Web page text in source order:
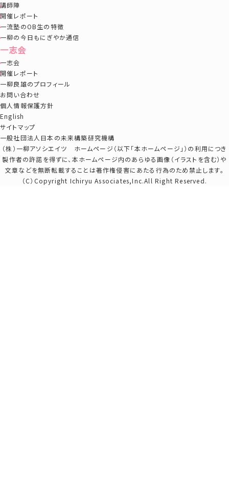
講師陣
開催レポート
一流塾のOB生の特徴
一柳の今日もにぎやか通信
一志会
一志会
開催レポート
一柳良雄のプロフィール
お問い合わせ
個人情報保護方針
English
サイトマップ
一般社団法人日本の未来構築研究機構
（株）一柳アソシエイツ ホームページ（以下「本ホームページ」）の利用につき
製作者の許諾を得ずに、本ホームページ内のあらゆる画像（イラストを含む）や
文章などを無断転載することは著作権侵害にあたる行為のため禁止します。
（C）Copyright Ichiryu Associates,Inc.All Right Reserved.